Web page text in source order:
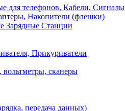
для телефонов, Кабели, Сигналы
Накопители (флешки)
Зарядные Станции
Прикуриватели
вольтметры, сканеры
передача данных)